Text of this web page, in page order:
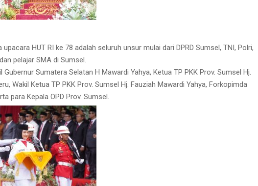
upacara HUT RI ke 78 adalah seluruh unsur mulai dari DPRD Sumsel, TNI, Polri,
pelajar SMA di Sumsel.
Gubernur Sumatera Selatan H Mawardi Yahya, Ketua TP PKK Prov. Sumsel Hj.
Wakil Ketua TP PKK Prov. Sumsel Hj. Fauziah Mawardi Yahya, Forkopimda
para Kepala OPD Prov. Sumsel.